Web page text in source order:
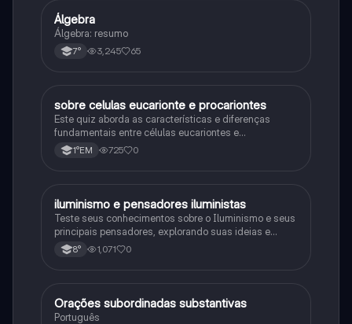
Matematica
Álgebra
Álgebra: resumo
7° 3,245 65
Biologia
sobre celulas eucarionte e procariontes
Este quiz aborda as características e diferenças
fundamentais entre células eucariontes e
procariontes.
1°EM 725 0
História
iluminismo e pensadores iluministas
Teste seus conhecimentos sobre o Iluminismo e seus
principais pensadores, explorando suas ideias e
impacto histórico.
8° 1,071 0
Português
Orações subordinadas substantivas
Português